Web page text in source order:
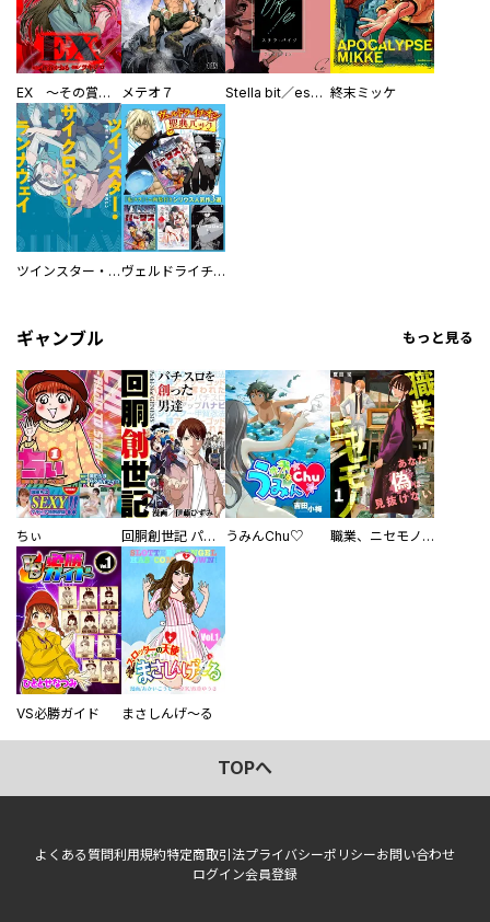
EX ～その賞金稼ぎは、世界の出口を探す～【単行本版】 メテオ７ Stella bit／es【単話版】 終末ミッケ
ツインスター・サイクロン・ランナウェイ ヴェルドライチオシ聖典パック 『転スラ』ミニ画集付き シリウス人気作３選
ギャンブル もっと見る
ちぃ 回胴創世記 パチスロを創った男達 うみんChu♡ 職業、ニセモノ～あなたに偽は見抜けない【電子単行本版】
VS必勝ガイド まさしんげ～る
TOPへ
よくある質問利用規約特定商取引法プライバシーポリシーお問い合わせ
ログイン会員登録